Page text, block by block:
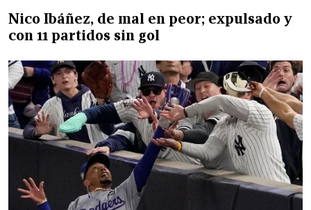
Nico Ibáñez, de mal en peor; expulsado y
con 11 partidos sin gol